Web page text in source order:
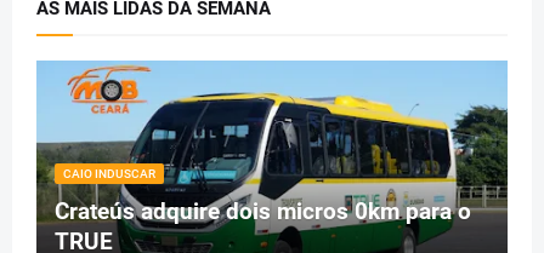
AS MAIS LIDAS DA SEMANA
CAIO INDUSCAR
Crateús adquire dois micros 0km para o
TRUE